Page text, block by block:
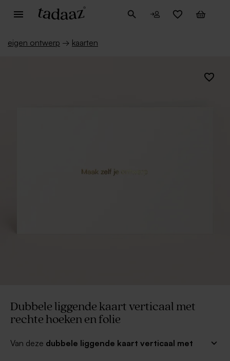
eigen ontwerp → kaarten
Dubbele liggende kaart verticaal met
rechte hoeken en folie
Van deze dubbele liggende kaart verticaal met